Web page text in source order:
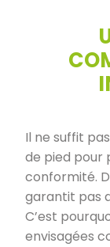
Il ne suffit
de pied pour
conformité.
garantit pas
C’est
envisagées